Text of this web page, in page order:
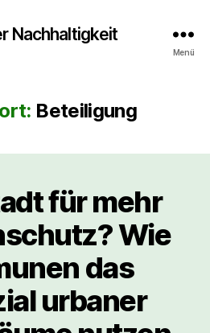
Nachhaltigkeit
Menü
Beteiligung
für mehr
Wie
das
urbaner